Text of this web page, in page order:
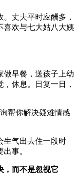
丈夫平时应酬多，
喜欢与七大姑八大姨
做早餐，送孩子上幼
休息。日复一日，
帮你解决疑难情感
生气出去住一段时
事。
，而不是忽视它